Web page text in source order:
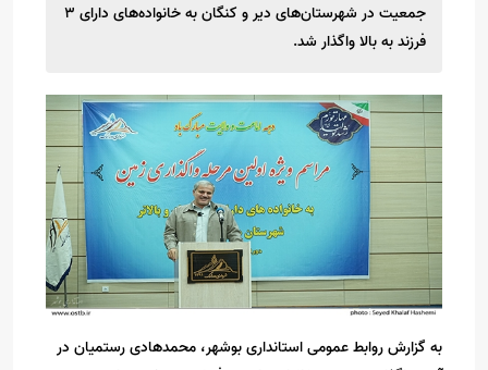
جمعیت در شهرستان‌های دیر و کنگان به خانواده‌های دارای 3
فرزند به بالا واگذار شد.
به گزارش روابط عمومی استانداری بوشهر، محمدهادی رستمیان در